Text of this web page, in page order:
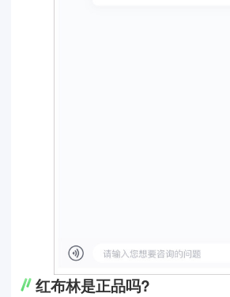
红布林是正品吗?